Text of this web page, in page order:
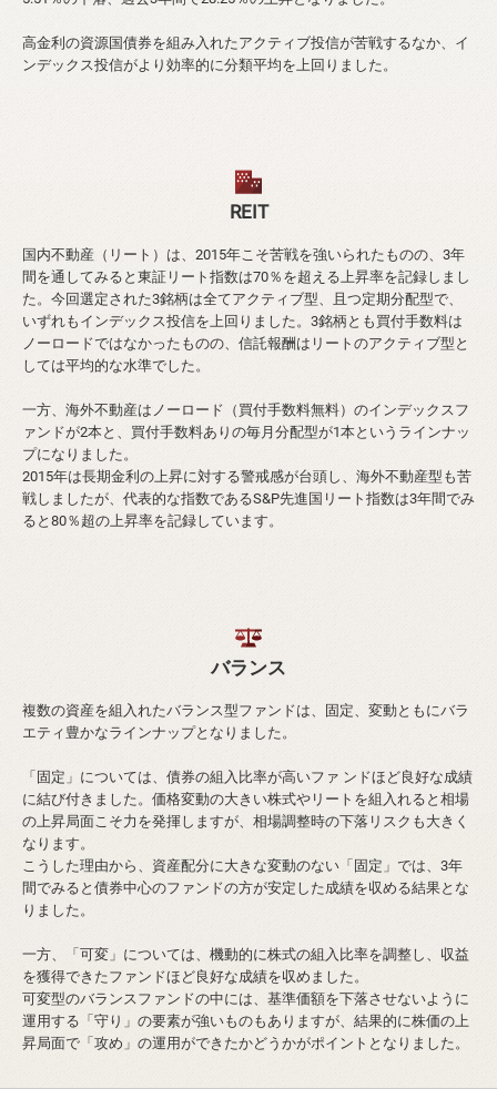
高金利の資源国債券を組み入れたアクティブ投信が苦戦するなか、イ
ンデックス投信がより効率的に分類平均を上回りました。
REIT
国内不動産（リート）は、2015年こそ苦戦を強いられたものの、3年
間を通してみると東証リート指数は70％を超える上昇率を記録しまし
た。今回選定された3銘柄は全てアクティブ型、且つ定期分配型で、
いずれもインデックス投信を上回りました。3銘柄とも買付手数料は
ノーロードではなかったものの、信託報酬はリートのアクティブ型と
しては平均的な水準でした。
一方、海外不動産はノーロード（買付手数料無料）のインデックスフ
ァンドが2本と、買付手数料ありの毎月分配型が1本というラインナッ
プになりました。
2015年は長期金利の上昇に対する警戒感が台頭し、海外不動産型も苦
戦しましたが、代表的な指数であるS&P先進国リート指数は3年間でみ
ると80％超の上昇率を記録しています。
バランス
複数の資産を組入れたバランス型ファンドは、固定、変動ともにバラ
エティ豊かなラインナップとなりました。
「固定」については、債券の組入比率が高いファ ンドほど良好な成績
に結び付きました。価格変動の大きい株式やリートを組入れると相場
の上昇局面こそ力を発揮しますが、相場調整時の下落リスクも大きく
なります。
こうした理由から、資産配分に大きな変動のない「固定」では、3年
間でみると債券中心のファンドの方が安定した成績を収める結果とな
りました。
一方、「可変」については、機動的に株式の組入比率を調整し、収益
を獲得できたファンドほど良好な成績を収めました。
可変型のバランスファンドの中には、基準価額を下落させないように
運用する「守り」の要素が強いものもありますが、結果的に株価の上
昇局面で「攻め」の運用ができたかどうかがポイントとなりました。